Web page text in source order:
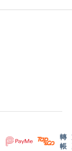
、丙種谷氨酰轉肽
蛋白、低密度脂蛋
全面，指數高需進
7至10個工作
、日及公眾假
如個別化驗項
長。
本中心
報告
(客人需自行
轉
帳